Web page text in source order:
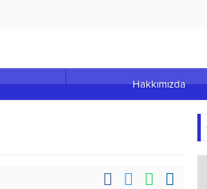
Hakkımızda